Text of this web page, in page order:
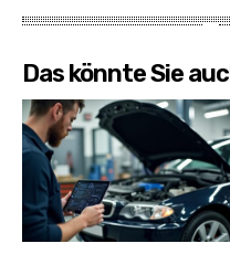
Das könnte Sie